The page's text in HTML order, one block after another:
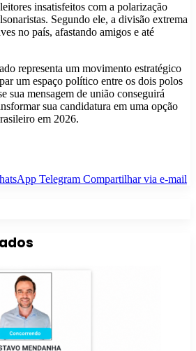
insatisfeitos com a polarização
Segundo ele, a divisão extrema
no país, afastando amigos e até
representa um movimento estratégico
um espaço político entre os dois polos
sua mensagem de união conseguirá
sua candidatura em uma opção
em 2026.
Telegram Compartilhar via e-mail